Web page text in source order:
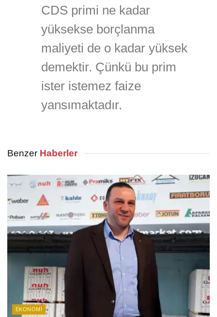
CDS primi ne kadar
yüksekse borçlanma
maliyeti de o kadar yüksek
demektir. Çünkü bu prim
ister istemez faize
yansımaktadır.
Benzer Haberler
EKONOMI